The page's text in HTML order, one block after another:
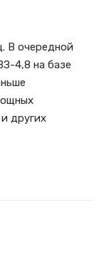
В очередной
4,8 на базе
других